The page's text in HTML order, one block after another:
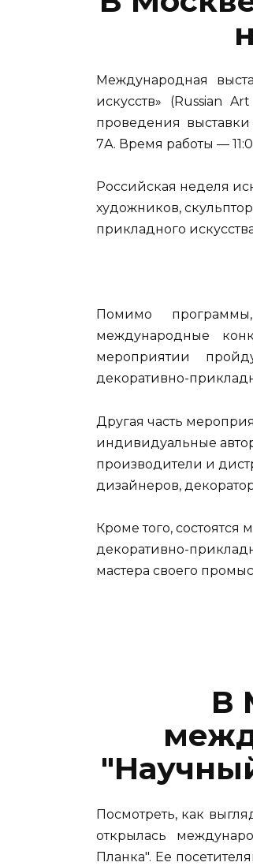
Международная
искусств» (Russian
проведения
7А. Время работы —
Российская неделя
художников,
прикладного
Помимо
международные
мероприятии
декоративно-
Другая часть
индивидуальные
производители и
дизайнеров,
Кроме того,
декоративно-
мастера своего
В
Посмотреть, как
открылась
Планка". Ее